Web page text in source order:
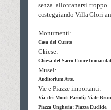
senza allontanarsi
costeggiando Villa Glori
Monumenti:
Casa del Curato
Chiese:
Chiesa del Sacro Cuore
Musei:
Auditorium Arte.
Vie e Piazze importanti:
Via dei Monti Parioli; Viale
Piazza Ungheria; Piazza Euclide.